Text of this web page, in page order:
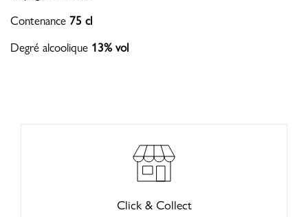
Contenance 75 cl
Degré alcoolique 13% vol
Click & Collect